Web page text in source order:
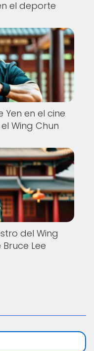
el deporte
Yen en el cine
Wing Chun
del Wing
Lee